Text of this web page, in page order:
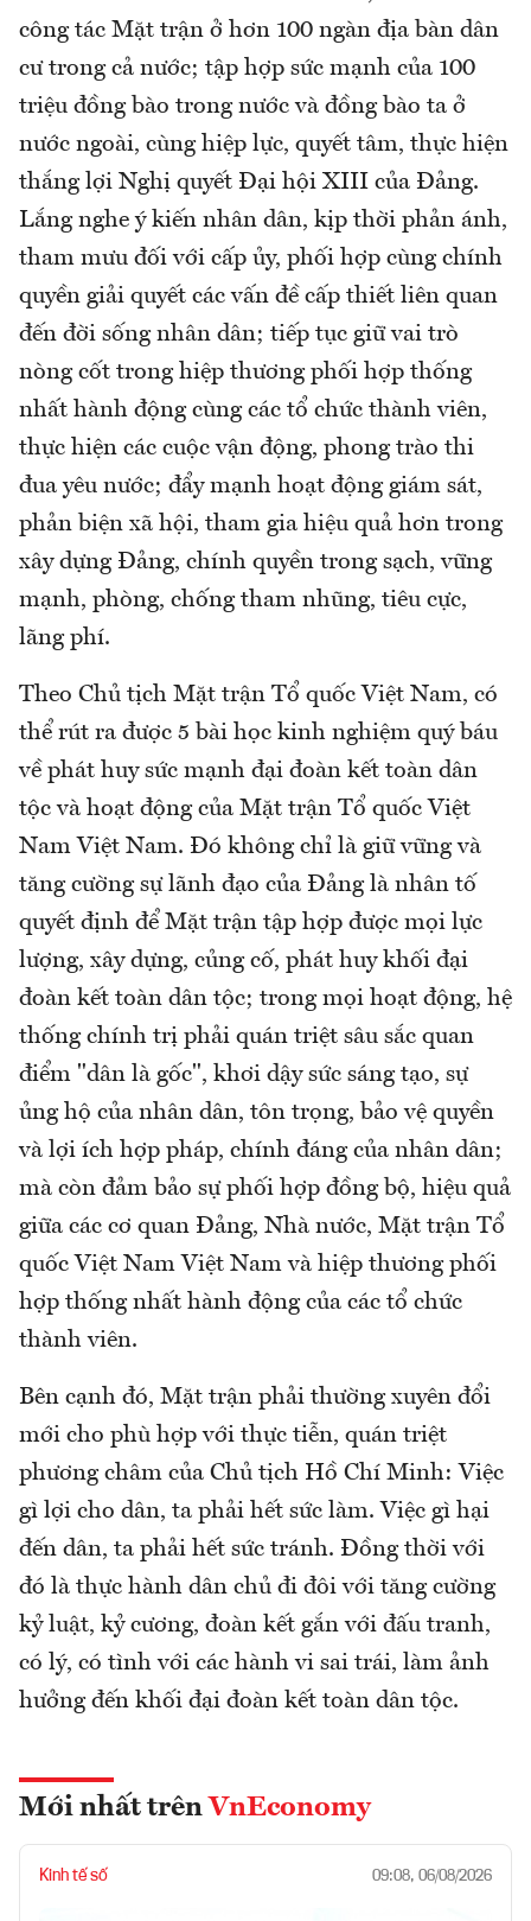
công tác Mặt trận ở hơn 100 ngàn địa bàn dân
cư trong cả nước; tập hợp sức mạnh của 100
triệu đồng bào trong nước và đồng bào ta ở
nước ngoài, cùng hiệp lực, quyết tâm, thực hiện
thắng lợi Nghị quyết Đại hội XIII của Đảng.
Lắng nghe ý kiến nhân dân, kịp thời phản ánh,
tham mưu đối với cấp ủy, phối hợp cùng chính
quyền giải quyết các vấn đề cấp thiết liên quan
đến đời sống nhân dân; tiếp tục giữ vai trò
nòng cốt trong hiệp thương phối hợp thống
nhất hành động cùng các tổ chức thành viên,
thực hiện các cuộc vận động, phong trào thi
đua yêu nước; đẩy mạnh hoạt động giám sát,
phản biện xã hội, tham gia hiệu quả hơn trong
xây dựng Đảng, chính quyền trong sạch, vững
mạnh, phòng, chống tham nhũng, tiêu cực,
lãng phí.
Theo Chủ tịch Mặt trận Tổ quốc Việt Nam, có
thể rút ra được 5 bài học kinh nghiệm quý báu
về phát huy sức mạnh đại đoàn kết toàn dân
tộc và hoạt động của Mặt trận Tổ quốc Việt
Nam Việt Nam. Đó không chỉ là giữ vững và
tăng cường sự lãnh đạo của Ðảng là nhân tố
quyết định để Mặt trận tập hợp được mọi lực
lượng, xây dựng, củng cố, phát huy khối đại
đoàn kết toàn dân tộc; trong mọi hoạt động, hệ
thống chính trị phải quán triệt sâu sắc quan
điểm "dân là gốc", khơi dậy sức sáng tạo, sự
ủng hộ của nhân dân, tôn trọng, bảo vệ quyền
và lợi ích hợp pháp, chính đáng của nhân dân;
mà còn đảm bảo sự phối hợp đồng bộ, hiệu quả
giữa các cơ quan Đảng, Nhà nước, Mặt trận Tổ
quốc Việt Nam Việt Nam và hiệp thương phối
hợp thống nhất hành động của các tổ chức
thành viên.
Bên cạnh đó, Mặt trận phải thường xuyên đổi
mới cho phù hợp với thực tiễn, quán triệt
phương châm của Chủ tịch Hồ Chí Minh: Việc
gì lợi cho dân, ta phải hết sức làm. Việc gì hại
đến dân, ta phải hết sức tránh. Đồng thời với
đó là thực hành dân chủ đi đôi với tăng cường
kỷ luật, kỷ cương, đoàn kết gắn với đấu tranh,
có lý, có tình với các hành vi sai trái, làm ảnh
hưởng đến khối đại đoàn kết toàn dân tộc.
Mới nhất trên VnEconomy
Kinh tế số 09:08, 06/08/2026